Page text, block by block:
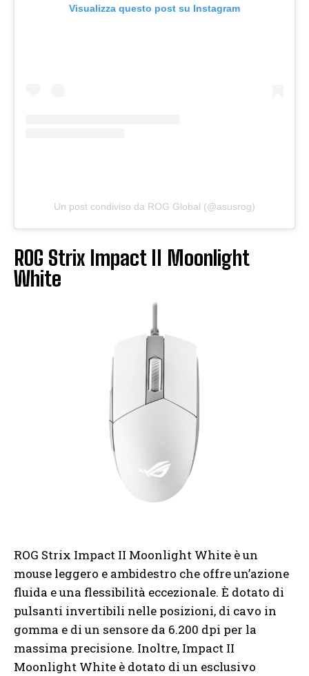
Visualizza questo post su Instagram
Un post condiviso da ROG Global (@asusrog)
ROG Strix Impact II Moonlight
White
ROG Strix Impact II Moonlight White è un
mouse leggero e ambidestro che offre un’azione
fluida e una flessibilità eccezionale. È dotato di
pulsanti invertibili nelle posizioni, di cavo in
gomma e di un sensore da 6.200 dpi per la
massima precisione. Inoltre, Impact II
Moonlight White è dotato di un esclusivo